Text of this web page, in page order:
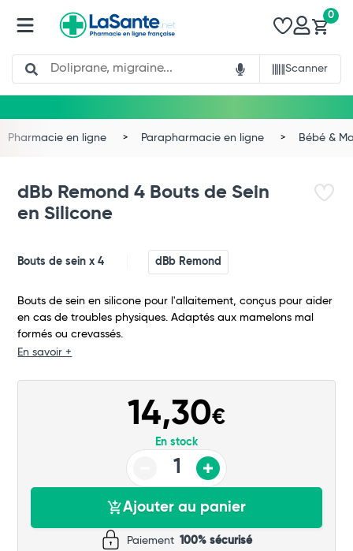
Search
Scanner
0
Pharmacie en ligne Parapharmacie en ligne Bébé &
dBb Remond 4 Bouts de Sein
en Silicone
Bouts de sein x 4 dBb Remond
Bouts de sein en silicone pour l'allaitement, conçus pour aider
en cas de troubles physiques. Adaptés aux mamelons mal
formés ou crevassés.
En savoir +
14,30€
En stock
Ajouter au panier
Paiement 100% sécurisé